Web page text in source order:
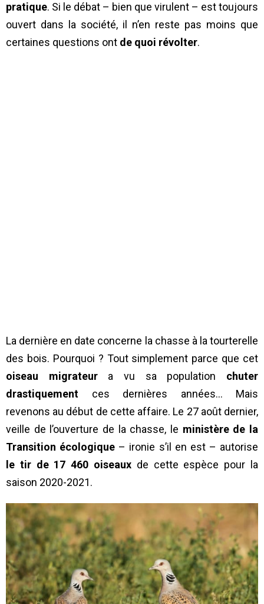
pratique. Si le débat – bien que virulent – est toujours
ouvert dans la société, il n’en reste pas moins que
certaines questions ont de quoi révolter.
La dernière en date concerne la chasse à la tourterelle
des bois. Pourquoi ? Tout simplement parce que cet
oiseau migrateura vu sa population chuter
drastiquement ces dernières années… Mais
revenons au début de cette affaire. Le 27 août dernier,
veille de l’ouverture de la chasse, le ministère de la
Transition écologique – ironie s’il en est – autorise
le tir de 17 460 oiseaux de cette espèce pour la
saison 2020-2021.